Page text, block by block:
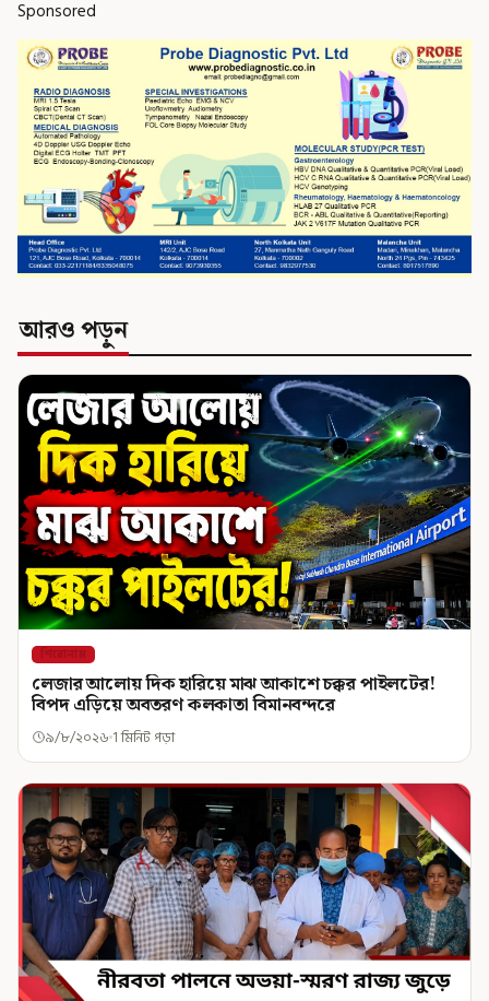
Sponsored
আরও পড়ুন
শিরোনাম
লেজার আলোয় দিক হারিয়ে মাঝ আকাশে চক্কর পাইলটের!
বিপদ এড়িয়ে অবতরণ কলকাতা বিমানবন্দরে
৯/৮/২০২৬ 1 মিনিট পড়া